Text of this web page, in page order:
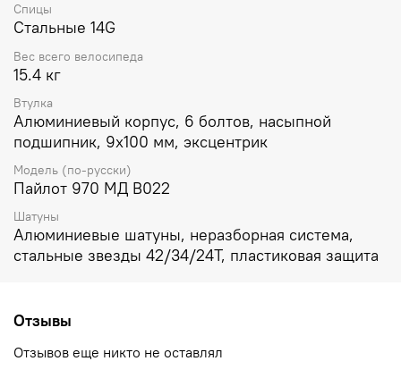
Спицы
Стальные 14G
Вес всего велосипеда
15.4 кг
Втулка
Алюминиевый корпус, 6 болтов, насыпной
подшипник, 9х100 мм, эксцентрик
Модель (по-русски)
Пайлот 970 МД В022
Шатуны
Алюминиевые шатуны, неразборная система,
стальные звезды 42/34/24T, пластиковая защита
Отзывы
Отзывов еще никто не оставлял